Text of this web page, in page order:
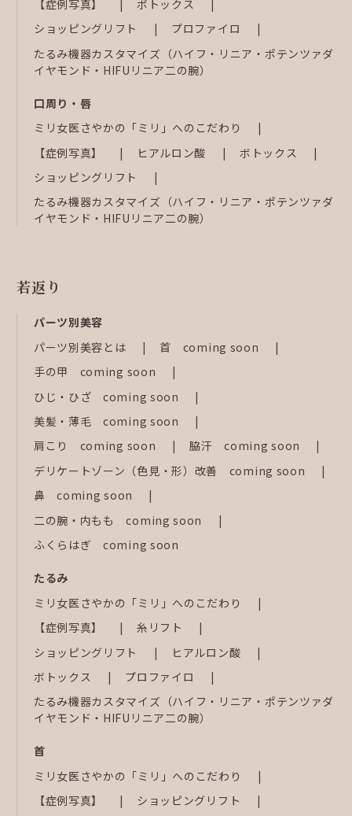
【症例写真】
ボトックス
ショッピングリフト
プロファイロ
たるみ機器カスタマイズ（ハイフ・リニア・ポテンツァダ
イヤモンド・HIFUリニア二の腕）
口周り・唇
ミリ女医さやかの「ミリ」へのこだわり
【症例写真】
ヒアルロン酸
ボトックス
ショッピングリフト
たるみ機器カスタマイズ（ハイフ・リニア・ポテンツァダ
イヤモンド・HIFUリニア二の腕）
若返り
パーツ別美容
パーツ別美容とは
首 coming soon
手の甲 coming soon
ひじ・ひざ coming soon
美髪・薄毛 coming soon
肩こり coming soon
脇汗 coming soon
デリケートゾーン（色見・形）改善 coming soon
鼻 coming soon
二の腕・内もも coming soon
ふくらはぎ coming soon
たるみ
ミリ女医さやかの「ミリ」へのこだわり
【症例写真】
糸リフト
ショッピングリフト
ヒアルロン酸
ボトックス
プロファイロ
たるみ機器カスタマイズ（ハイフ・リニア・ポテンツァダ
イヤモンド・HIFUリニア二の腕）
首
ミリ女医さやかの「ミリ」へのこだわり
【症例写真】
ショッピングリフト